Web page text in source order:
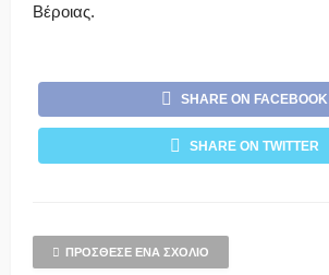
Βέροιας.
SHARE ON FACEBOOK
SHARE ON TWITTER
ΠΡΌΣΘΕΣΕ ΈΝΑ ΣΧΌΛΙΟ